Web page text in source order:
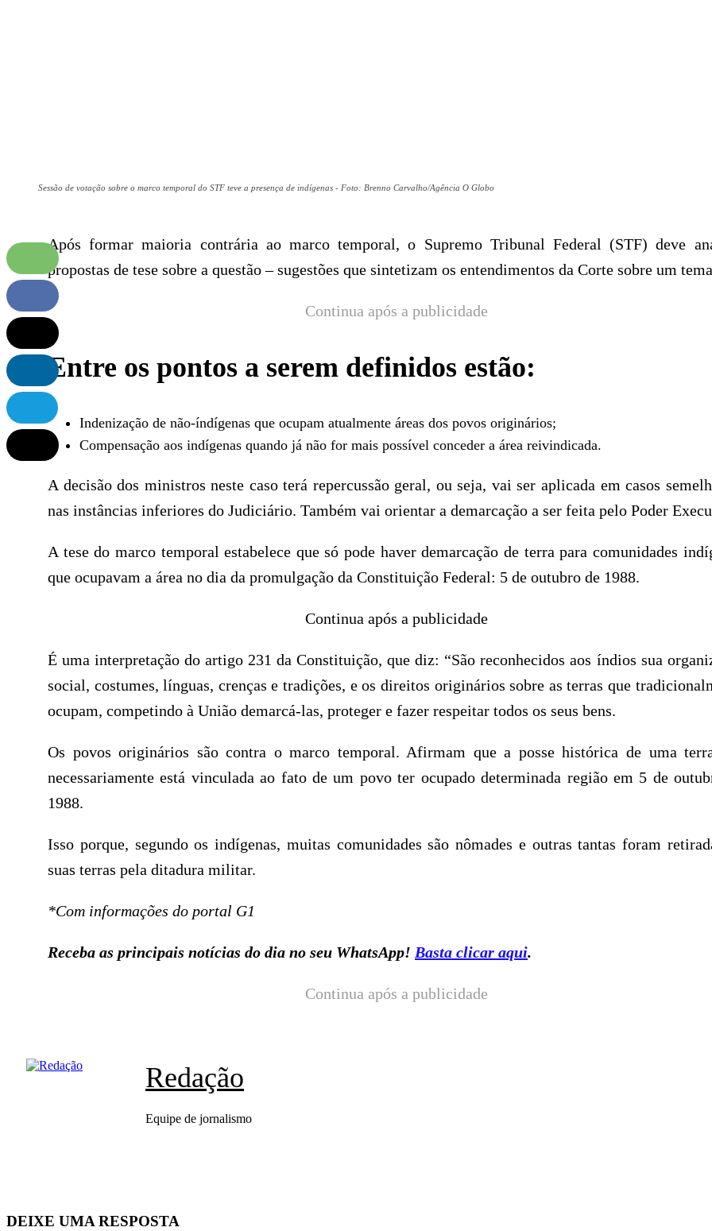
Sessão de votação sobre o marco temporal do STF teve a presença de indígenas - Foto: Brenno Carvalho/Agência O Globo
Após formar maioria contrária ao marco temporal, o Supremo Tribunal Federal (STF) deve
propostas de tese sobre a questão – sugestões que sintetizam os entendimentos da Corte sobre um
Continua após a publicidade
Entre os pontos a serem definidos estão:
Indenização de não-índígenas que ocupam atualmente áreas dos povos originários;
Compensação aos indígenas quando já não for mais possível conceder a área reivindicada.
A decisão dos ministros neste caso terá repercussão geral, ou seja, vai ser aplicada em casos
nas instâncias inferiores do Judiciário. Também vai orientar a demarcação a ser feita pelo Poder
A tese do marco temporal estabelece que só pode haver demarcação de terra para comunidades
que ocupavam a área no dia da promulgação da Constituição Federal: 5 de outubro de 1988.
Continua após a publicidade
É uma interpretação do artigo 231 da Constituição, que diz: “São reconhecidos aos índios sua
social, costumes, línguas, crenças e tradições, e os direitos originários sobre as terras que
ocupam, competindo à União demarcá-las, proteger e fazer respeitar todos os seus bens.
Os povos originários são contra o marco temporal. Afirmam que a posse histórica de uma
necessariamente está vinculada ao fato de um povo ter ocupado determinada região em 5 de
1988.
Isso porque, segundo os indígenas, muitas comunidades são nômades e outras tantas foram
suas terras pela ditadura militar.
*Com informações do portal G1
Receba as principais notícias do dia no seu WhatsApp! Basta clicar aqui.
Continua após a publicidade
Redação
Equipe de jornalismo
DEIXE UMA RESPOSTA